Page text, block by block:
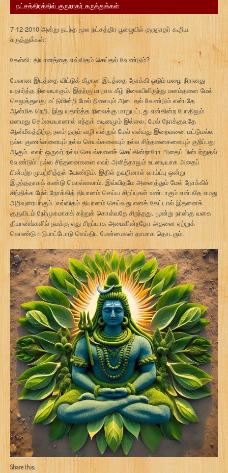
நட்சத்திரத்தில் குருநாதர் கருத்துக்கள்
7-12-2010 அன்று நடந்த மூல நட்சத்திர பூஜையில் குருநாதர் கூறிய
கருத்துக்கள்:
கேள்வி: தியானத்தை எவ்விதம் செய்தல் வேண்டும்?
மேலான இடத்தை விட்டுக் கீழான இடத்தை நோக்கி ஓடும் மழை நீரானது
யதார்த்த நிலையாகும். இதற்கு மாறாக கீழ் நிலையிலிருந்து மனம்தனை மேல்
செலுத்துவது மட்டுமின்றி மேல் நிலையும் அடைதல் வேண்டும் என்பதே
ஆன்மிக நெறி. இது யதார்த்த நிலைக்கு மாறுபட்டது என்கின்ற போதிலும்
மனமது செம்மையானால் எந்தக் கடினமும் இல்லை. மேல் நோக்குவதே
ஆன்மீகத்திற்கு நலம் தரும் வழி என்றும் மேல் என்பது இறைவனை மட்டுமல்ல
நல்ல குணங்களையும் நல்ல செயல்களையும் நல்ல சிந்தனைகளையும் குறிப்பது
ஆகும். எவர் ஒருவர் நல்ல செயல்களைச் செய்கின்றாரோ அதைப் பின்பற்றுதல்
வேண்டும். நல்ல சிந்தனைகளை எவர் அளித்தாலும் உடனடியாக அதைப்
பின்பற்ற முயற்சித்தல் வேண்டும். இதில் தவறினால் வாய்ப்பு ஒன்று
இழந்ததாகக் கண்டு கொள்ளலாம். இவ்விதமே அனைத்தும் மேல் நோக்கிச்
சிந்திக்க மேல் நோக்கித் தியானம் செய்ய சிறப்புகள் உண்டாகும் என்பதே எமது
அறிவுரையாகும். எவ்விதம் தியானம் செய்வது எனக் கேட்டால் இதனைக்
குருவிடம் நேர்முகமாகக் கற்றுக் கொள்வதே சிறந்தது. மூன்று நான்கு வகை
தியானங்களில் நமக்கு எது சிறப்பாக அமைகின்றதோ அதனை ஏற்றுக்
கொண்டு ஈடுபாட்டோடு செய்திட மேன்மைகள் தாமாக தொடரும்.
Share this: